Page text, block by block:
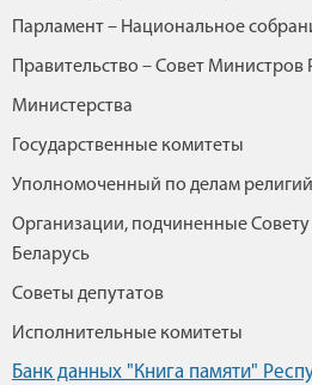
Парламент – Национальное
Правительство – Совет Министров
Министерства
Государственные комитеты
Уполномоченный по делам
Организации, подчиненные
Беларусь
Советы депутатов
Исполнительные комитеты
Банк данных "Книга памяти"